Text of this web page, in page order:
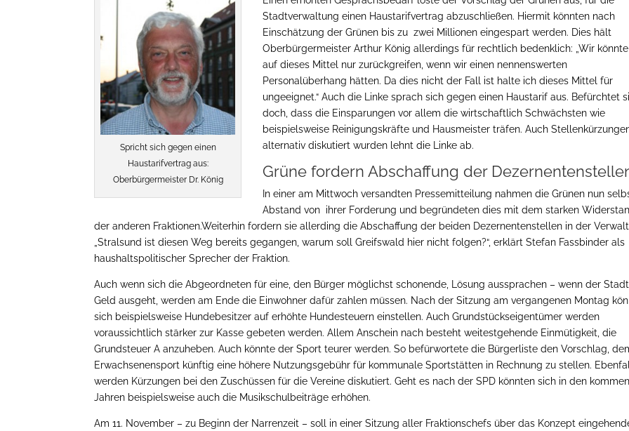
Spricht sich gegen einen
Haustarifvertrag aus:
Oberbürgermeister Dr. König
Stadtverwaltung einen Haustarifvertrag abzuschließen. Hiermit könnten nach
Einschätzung der Grünen bis zu zwei Millionen eingespart werden. Dies hält
Oberbürgermeister Arthur König allerdings für rechtlich bedenklich: „Wir
auf dieses Mittel nur zurückgreifen, wenn wir einen nennenswerten
Personalüberhang hätten. Da dies nicht der Fall ist halte ich dieses Mittel für
ungeeignet.“ Auch die Linke sprach sich gegen einen Haustarif aus. Befürchtet
doch, dass die Einsparungen vor allem die wirtschaftlich Schwächsten wie
beispielsweise Reinigungskräfte und Hausmeister träfen. Auch
alternativ diskutiert wurden lehnt die Linke ab.
Grüne fordern Abschaffung der
In einer am Mittwoch versandten Pressemitteilung nahmen die Grünen nun
Abstand von ihrer Forderung und begründeten dies mit dem starken
der anderen Fraktionen.Weiterhin fordern sie allerding die Abschaffung der beiden Dezernentenstellen in der
„Stralsund ist diesen Weg bereits gegangen, warum soll Greifswald hier nicht folgen?“, erklärt Stefan Fassbinder als
haushaltspolitischer Sprecher der Fraktion.
Auch wenn sich die Abgeordneten für eine, den Bürger möglichst schonende, Lösung aussprachen – wenn der
Geld ausgeht, werden am Ende die Einwohner dafür zahlen müssen. Nach der Sitzung am vergangenen Montag
sich beispielsweise Hundebesitzer auf erhöhte Hundesteuern einstellen. Auch Grundstückseigentümer werden
voraussichtlich stärker zur Kasse gebeten werden. Allem Anschein nach besteht weitestgehende Einmütigkeit, die
Grundsteuer A anzuheben. Auch könnte der Sport teurer werden. So befürwortete die Bürgerliste den Vorschlag,
Erwachsenensport künftig eine höhere Nutzungsgebühr für kommunale Sportstätten in Rechnung zu stellen.
werden Kürzungen bei den Zuschüssen für die Vereine diskutiert. Geht es nach der SPD könnten sich in den
Jahren beispielsweise auch die Musikschulbeiträge erhöhen.
Am 11. November – zu Beginn der Narrenzeit – soll in einer Sitzung aller Fraktionschefs über das Konzept